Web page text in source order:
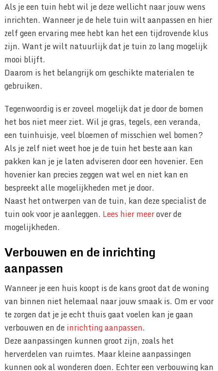
Als je een tuin hebt wil je deze wellicht naar jouw wens
inrichten. Wanneer je de hele tuin wilt aanpassen en hier
zelf geen ervaring mee hebt kan het een tijdrovende klus
zijn. Want je wilt natuurlijk dat je tuin zo lang mogelijk
mooi blijft.
Daarom is het belangrijk om geschikte materialen te
gebruiken.
Tegenwoordig is er zoveel mogelijk dat je door de bomen
het bos niet meer ziet. Wil je gras, tegels, een veranda,
een tuinhuisje, veel bloemen of misschien wel bomen?
Als je zelf niet weet hoe je de tuin het beste aan kan
pakken kan je je laten adviseren door een hovenier. Een
hovenier kan precies zeggen wat wel en niet kan en
bespreekt alle mogelijkheden met je door.
Naast het ontwerpen van de tuin, kan deze specialist de
tuin ook voor je aanleggen. Lees hier meerover de
mogelijkheden.
Verbouwen en de inrichting
aanpassen
Wanneer je een huis koopt is de kans groot dat de woning
van binnen niet helemaal naar jouw smaak is. Om er voor
te zorgen dat je je echt thuis gaat voelen kan je gaan
verbouwen en deinrichting aanpassen.
Deze aanpassingen kunnen groot zijn, zoals het
herverdelen van ruimtes. Maar kleine aanpassingen
kunnen ook al wonderen doen. Echter een verbouwing kan